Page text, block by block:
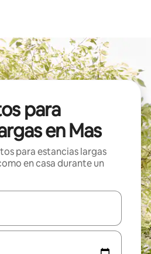
para
en Mas
para estancias largas
en casa durante un
estén disponibles, podrás navegar